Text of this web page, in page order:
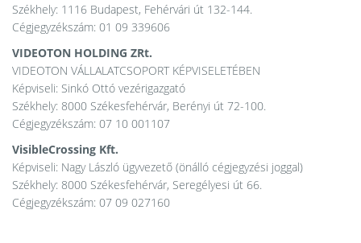
Székhely: 1116 Budapest, Fehérvári út 132-144.
Cégjegyzékszám: 01 09 339606
VIDEOTON HOLDING ZRt.
VIDEOTON VÁLLALATCSOPORT KÉPVISELETÉBEN
Képviseli: Sinkó Ottó vezérigazgató
Székhely: 8000 Székesfehérvár, Berényi út 72-100.
Cégjegyzékszám: 07 10 001107
VisibleCrossing Kft.
Képviseli: Nagy László ügyvezető (önálló cégjegyzési joggal)
Székhely: 8000 Székesfehérvár, Seregélyesi út 66.
Cégjegyzékszám: 07 09 027160